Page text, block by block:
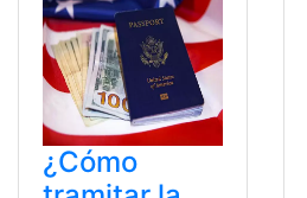
¿Cómo